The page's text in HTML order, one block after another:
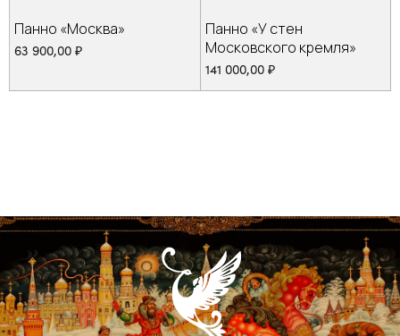
Панно «Москва»
63 900,00 ₽
Панно «У стен
Московского кремля»
141 000,00 ₽